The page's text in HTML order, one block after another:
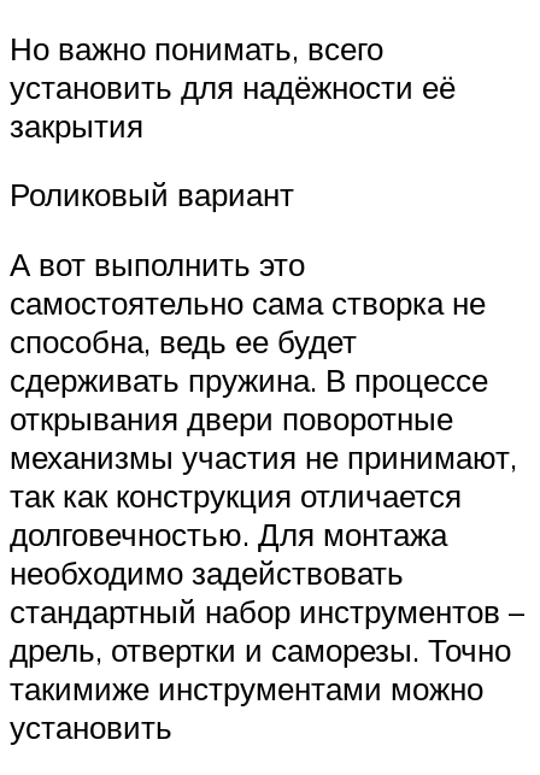
Но важно понимать, всего
установить для надёжности её
закрытия
Роликовый вариант
А вот выполнить это
самостоятельно сама створка не
способна, ведь ее будет
сдерживать пружина. В процессе
открывания двери поворотные
механизмы участия не принимают,
так как конструкция отличается
долговечностью. Для монтажа
необходимо задействовать
стандартный набор инструментов –
дрель, отвертки и саморезы. Точно
такимиже инструментами можно
установить